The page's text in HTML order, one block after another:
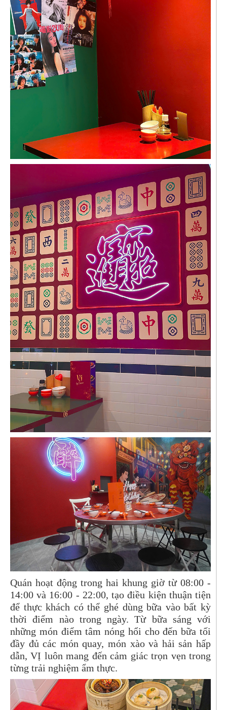
Quán hoạt động trong hai khung giờ từ 08:00 -
14:00 và 16:00 - 22:00, tạo điều kiện thuận tiện
để thực khách có thể ghé dùng bữa vào bất kỳ
thời điểm nào trong ngày. Từ bữa sáng với
những món điểm tâm nóng hổi cho đến bữa tối
đầy đủ các món quay, món xào và hải sản hấp
dẫn, VỊ luôn mang đến cảm giác trọn vẹn trong
từng trải nghiệm ẩm thực.